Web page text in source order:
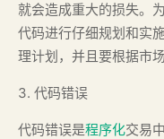
就会造成重大的损失。
代码进行仔细规划和实
理计划，并且要根据市
3. 代码错误
代码错误是程序化交易